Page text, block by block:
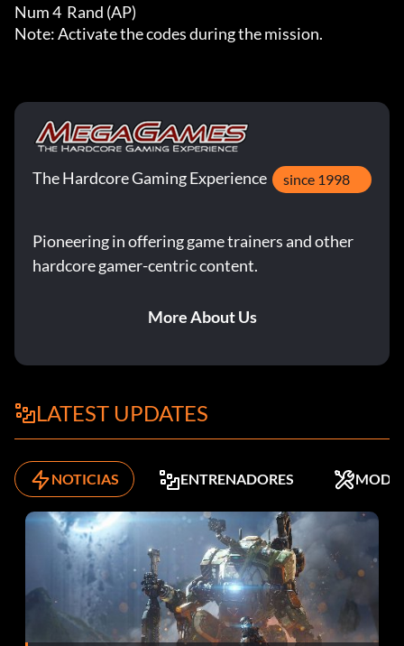
Num 4  Rand (AP)
Note: Activate the codes during the mission.
The Hardcore Gaming Experience since 1998
Pioneering in offering game trainers and other
hardcore gamer-centric content.
More About Us
LATEST UPDATES
NOTICIAS ENTRENADORES MODS